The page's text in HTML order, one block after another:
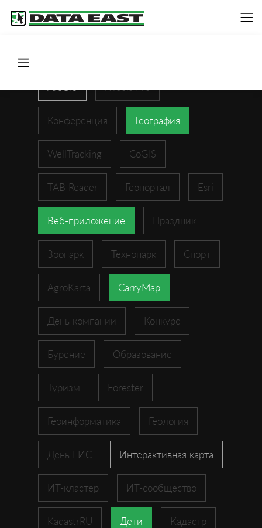
Конференция География
WellTracking CoGIS
TAB Reader Геопортал Esri
Веб-приложение Праздник
Зоопарк Технопарк Спорт
AgroKarta CarryMap
День компании Конкурс
Бурение Образование
Туризм Forester
Геоинформатика Геология
День ГИС Интерактивная карта
ИТ-кластер ИТ-сообщество
KadastrRU Дети Кадастр